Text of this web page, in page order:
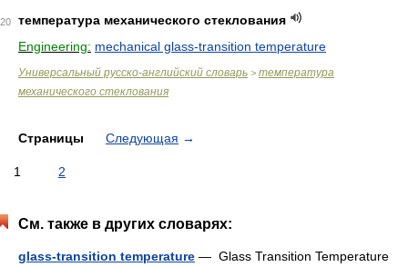
20
температура механического стеклования
Engineering: mechanical glass-transition temperature
Универсальный русско-английский словарь > температура
механического стеклования
Страницы Следующая →
1 2
См. также в других словарях:
glass-transition temperature — Glass Transition Temperature